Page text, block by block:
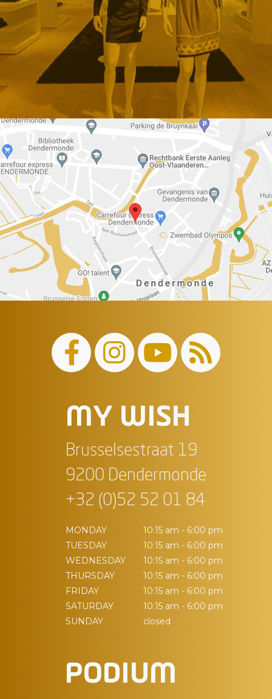
MY WISH
Brusselsestraat 19
9200 Dendermonde
+32 (0)52 52 01 84
MONDAY
10:15 am - 6:00 pm
TUESDAY
10:15 am - 6:00 pm
WEDNESDAY
10:15 am - 6:00 pm
THURSDAY
10:15 am - 6:00 pm
FRIDAY
10:15 am - 6:00 pm
SATURDAY
10:15 am - 6:00 pm
SUNDAY
closed
PODIUM